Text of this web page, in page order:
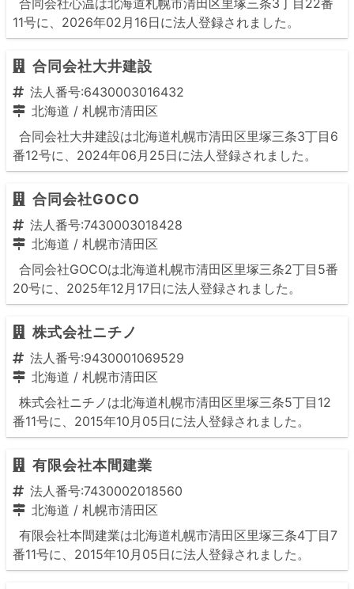
合同会社心温は北海道札幌市清田区里塚三条3丁目22番
11号に、2026年02月16日に法人登録されました。
合同会社大井建設
法人番号:6430003016432
北海道 / 札幌市清田区
合同会社大井建設は北海道札幌市清田区里塚三条3丁目6
番12号に、2024年06月25日に法人登録されました。
合同会社GOCO
法人番号:7430003018428
北海道 / 札幌市清田区
合同会社GOCOは北海道札幌市清田区里塚三条2丁目5番
20号に、2025年12月17日に法人登録されました。
株式会社ニチノ
法人番号:9430001069529
北海道 / 札幌市清田区
株式会社ニチノは北海道札幌市清田区里塚三条5丁目12
番11号に、2015年10月05日に法人登録されました。
有限会社本間建業
法人番号:7430002018560
北海道 / 札幌市清田区
有限会社本間建業は北海道札幌市清田区里塚三条4丁目7
番11号に、2015年10月05日に法人登録されました。